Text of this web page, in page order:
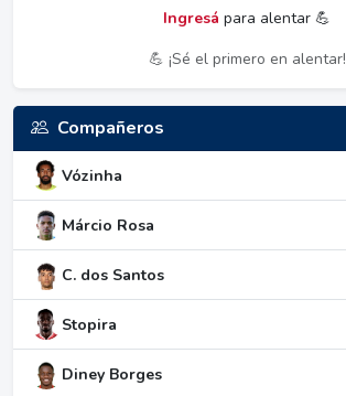
Ingresá para alentar 💪
💪 ¡Sé el primero en alentar!
Compañeros
Vózinha
Márcio Rosa
C. dos Santos
Stopira
Diney Borges